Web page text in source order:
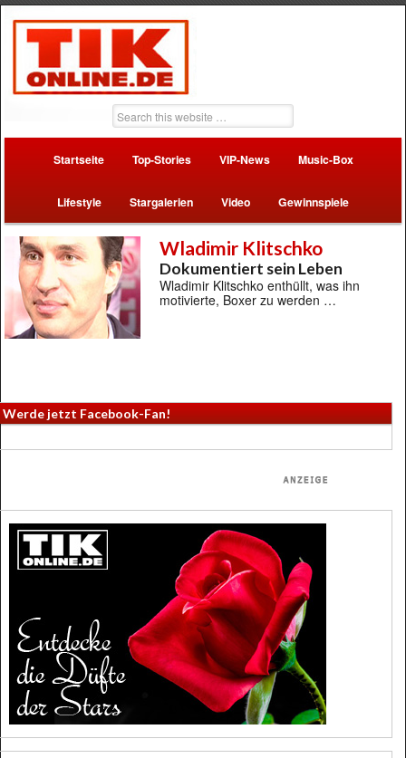
Startseite Top-Stories VIP-News Music-Box
Lifestyle Stargalerien Video Gewinnspiele
Wladimir Klitschko
Dokumentiert sein Leben
Wladimir Klitschko enthüllt, was ihn
motivierte, Boxer zu werden …
Werde jetzt Facebook-Fan!